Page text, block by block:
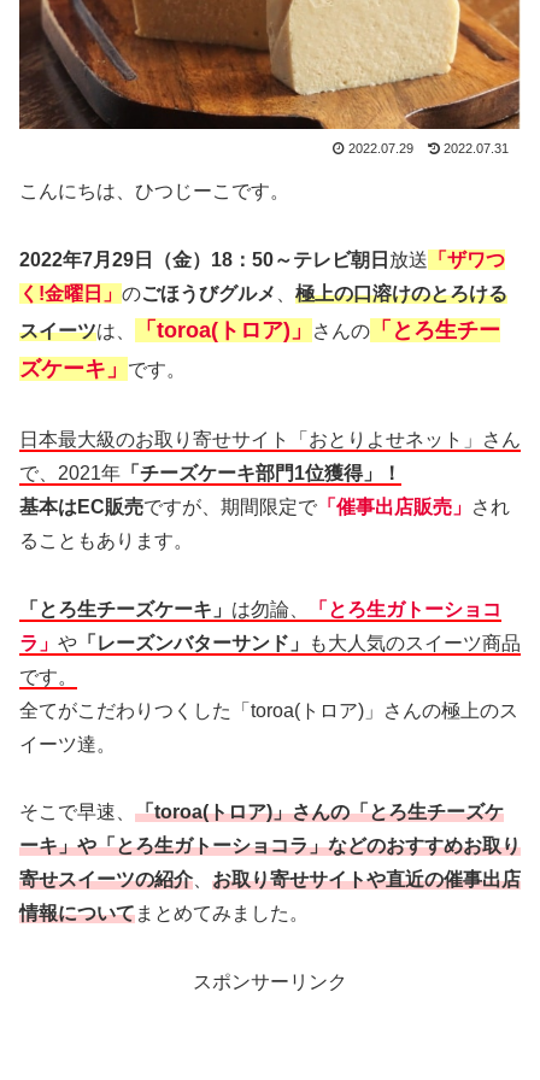
2022.07.29 2022.07.31
こんにちは、ひつじーこです。
2022年7月29日（金）18：50～テレビ朝日 放送 「ザワつ
く!金曜日」 のごほうびグルメ
極上の口溶けのとろける
スイーツは、 「toroa(トロア)」 さんの 「とろ生チー
ズケーキ」
です。
日本最大級のお取り寄せサイト「おとりよせネット」さん
で、2021年 「チーズケーキ部門1位獲得」！
基本はEC販売ですが、期間限定で 「催事出店販売」 され
ることもあります。
「とろ生チーズケーキ」 は勿論、
「とろ生ガトーショコ
ラ」 や 「レーズンバターサンド」
も大人気のスイーツ商品
です。
全てがこだわりつくした「toroa(トロア)」さんの極上のス
イーツ達。
そこで早速、 「toroa(トロア)」さんの「とろ生チーズケ
ーキ」や「とろ生ガトーショコラ」などのおすすめお取り
寄せスイーツの紹介
お取り寄せサイトや直近の催事出店
情報についてまとめてみました。
スポンサーリンク